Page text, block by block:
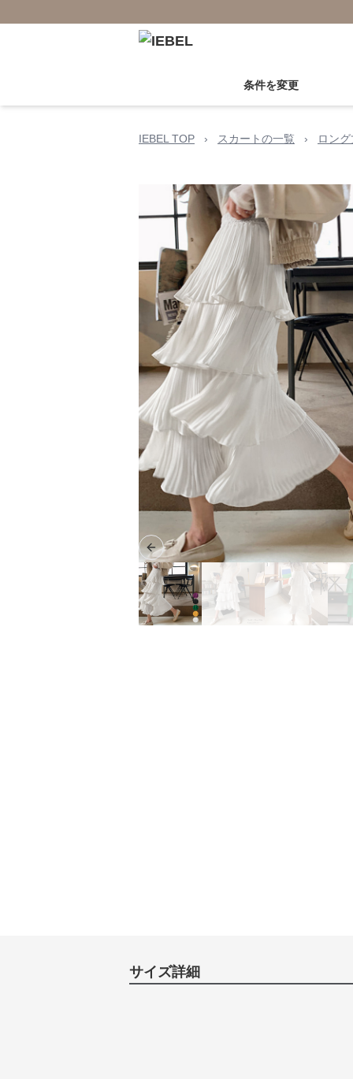
条件を変更
IEBEL TOP › スカートの一覧 › ロン
Previous slide
サイズ詳細